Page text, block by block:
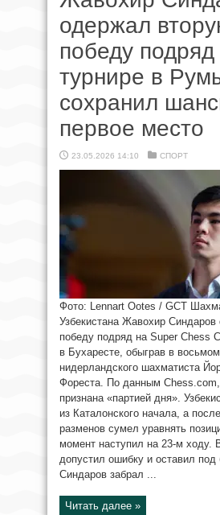
одержал
победу подряд
турнире в
сохранил
первое место
23.05.2026 14:10 СПОРТ
Фото: Lennart Ootes / GCT
Узбекистана Жавохир
победу подряд на Super Chess
в Бухаресте, обыграв в
нидерландского шахматиста
Фореста. По данным Chess.com,
признана «партией дня».
из Каталонского начала, а
разменов сумел уравнять
момент наступил на 23-м ходу.
допустил ошибку и оставил
Синдаров забрал ...
Читать далее »